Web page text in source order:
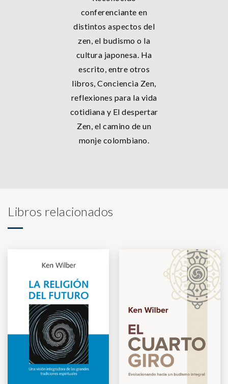
conferenciante en
distintos aspectos del
zen, el budismo o la
cultura japonesa. Ha
escrito, entre otros
libros, Conciencia Zen,
reflexiones para la vida
cotidiana y El despertar
Zen, el camino de un
monje colombiano.
Libros relacionados